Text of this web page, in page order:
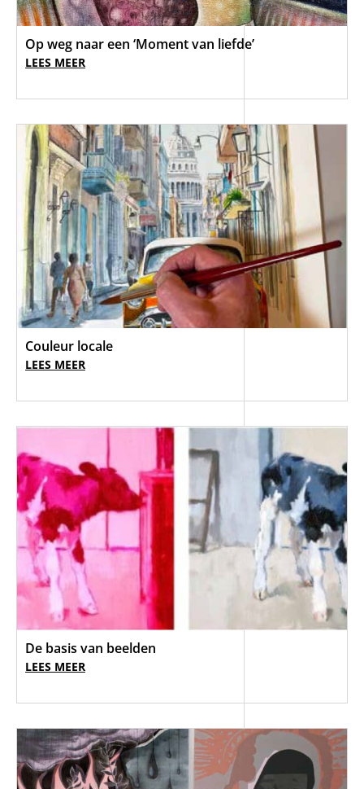
Op weg naar een ‘Moment van liefde’
LEES MEER
Couleur locale
LEES MEER
De basis van beelden
LEES MEER